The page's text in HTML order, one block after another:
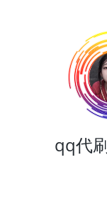
qq代